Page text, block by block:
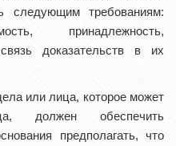
следующим требованиям:
принадлежность,
доказательств в их
или лица, которое может
должен обеспечить
предполагать, что